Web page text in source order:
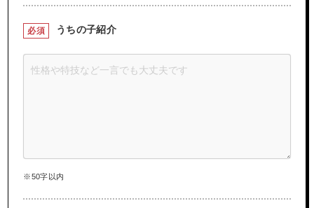
必須 うちの子紹介
※50字以内